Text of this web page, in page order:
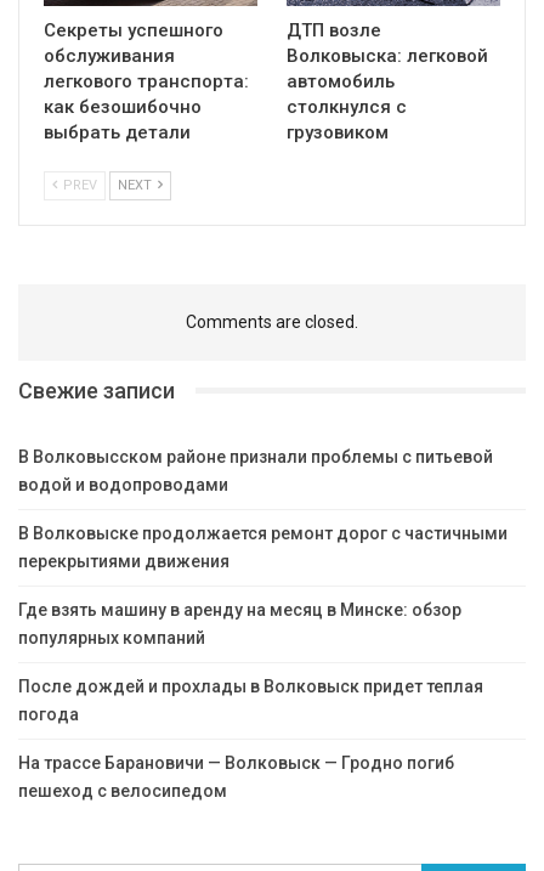
Секреты успешного
обслуживания
легкового транспорта:
как безошибочно
выбрать детали
ДТП возле
Волковыска: легковой
автомобиль
столкнулся с
грузовиком
PREV NEXT
Comments are closed.
Свежие записи
В Волковысском районе признали проблемы с питьевой
водой и водопроводами
В Волковыске продолжается ремонт дорог с частичными
перекрытиями движения
Где взять машину в аренду на месяц в Минске: обзор
популярных компаний
После дождей и прохлады в Волковыск придет теплая
погода
На трассе Барановичи — Волковыск — Гродно погиб
пешеход с велосипедом